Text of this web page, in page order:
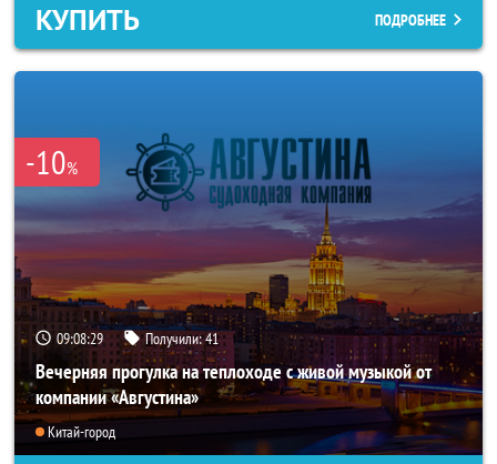
КУПИТЬ ПОДРОБНЕЕ
-10%
09:08:25 Получили:41
Вечерняя прогулка на теплоходе с живой музыкой от
компании «Августина»
Китай-город